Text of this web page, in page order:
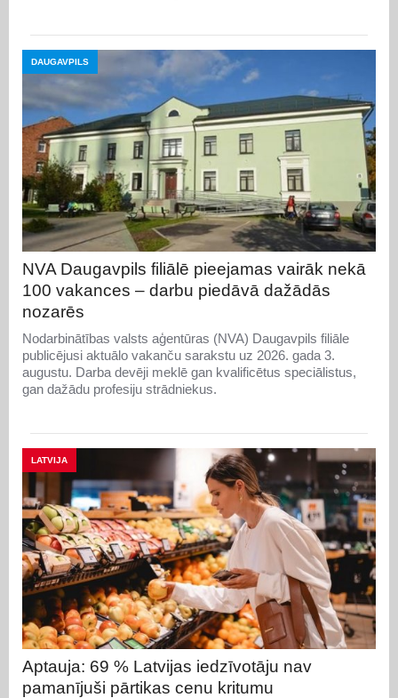
DAUGAVPILS
NVA Daugavpils filiālē pieejamas vairāk nekā
100 vakances – darbu piedāvā dažādās
nozarēs
Nodarbinātības valsts aģentūras (NVA) Daugavpils filiāle
publicējusi aktuālo vakanču sarakstu uz 2026. gada 3.
augustu. Darba devēji meklē gan kvalificētus speciālistus,
gan dažādu profesiju strādniekus.
LATVIJA
Aptauja: 69 % Latvijas iedzīvotāju nav
pamanījuši pārtikas cenu kritumu